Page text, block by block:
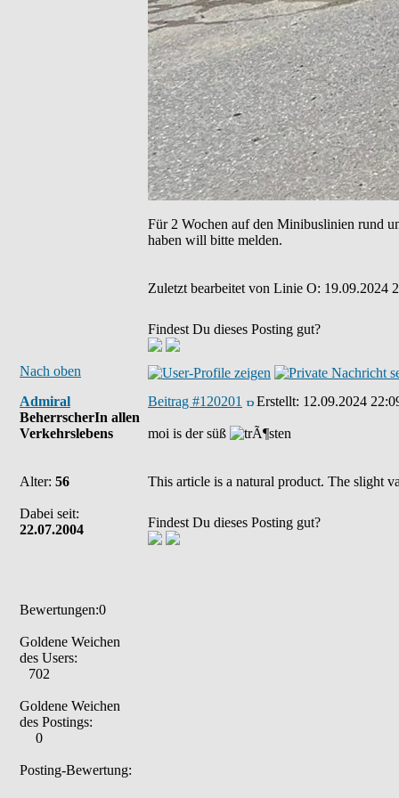
Für 2 Wochen auf den Minibuslinien rund
haben will bitte melden.
Zuletzt bearbeitet von Linie O: 19.09.2024
Findest Du dieses Posting gut?
Nach oben
Admiral
BeherrscherIn allen
Verkehrslebens
Alter: 56
Dabei seit:
22.07.2004
Bewertungen:0
Goldene Weichen
des Users:
702
Goldene Weichen
des Postings:
0
Posting-Bewertung:
Beitrag #120201 Erstellt: 12.09.2024
moi is der süß
This article is a natural product. The slight
Findest Du dieses Posting gut?